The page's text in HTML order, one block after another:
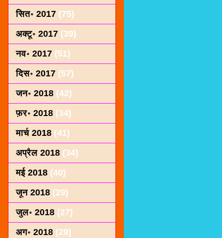
सित॰ 2017 (75)
अक्टू॰ 2017 (39)
नव॰ 2017 (51)
दिस॰ 2017 (57)
जन॰ 2018 (42)
फ़र॰ 2018 (34)
मार्च 2018 (41)
अप्रैल 2018 (34)
मई 2018 (40)
जून 2018 (29)
जुल॰ 2018 (27)
अग॰ 2018 (29)